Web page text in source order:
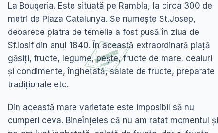
La Bouqeria. Este situată pe Rambla, la circa 300 de
metri de Plaza Catalunya. Se numește St.Josep,
deoarece piatra de temelie a fost pusă în ziua de
Sf.Iosif din anul 1840. În această extraordinară piață
găsiți, fructe, legume, pește, fructe de mare, ceaiuri
și condimente, înghețată, salate de fructe, preparate
tradiționale etc.
Din această mare varietate este imposibil să nu
cumperi ceva. Bineînțeles că nu am ratat momentul și